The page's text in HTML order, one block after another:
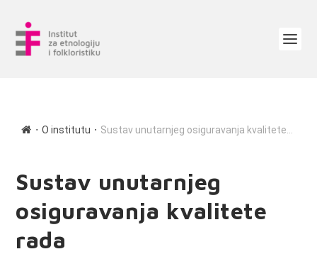
∙ O institutu ∙ Sustav unutarnjeg osiguravanja kvalitete...
Sustav unutarnjeg
osiguravanja kvalitete
rada